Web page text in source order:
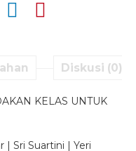
Diskusi (0)
KELAS UNTUK
| Sri Suartini | Yeri